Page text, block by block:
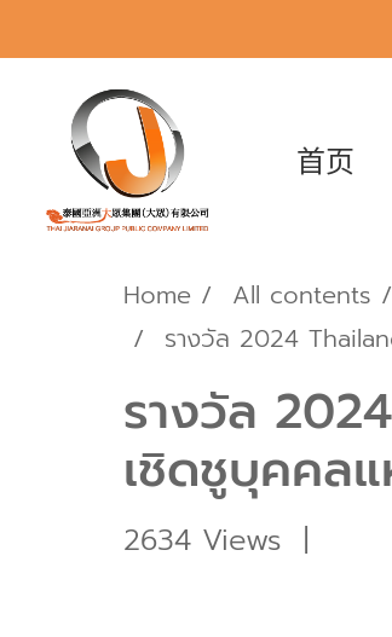
首页
Home All contents
รางวัล 2024
รางวัล
เชิดชูบุคคล
2634 Views |